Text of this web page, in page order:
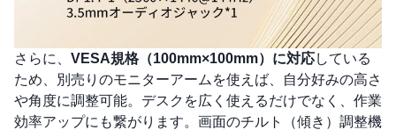
さらに、 VESA規格（100mm×100mm）に対応している
ため、別売りのモニターアームを使えば、自分好みの高さ
や角度に調整可能。デスクを広く使えるだけでなく、作業
効率アップにも繋がります。画面のチルト（傾き）調整機